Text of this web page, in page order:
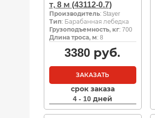
т, 8 м (43112-0.7)
Производитель: Stayer
Тип: Барабанная лебедка
Грузоподъемность, кг: 700
Длина троса, м: 8
3380 руб.
ЗАКАЗАТЬ
срок заказа
4 - 10 дней